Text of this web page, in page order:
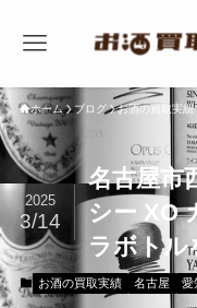
ホーム ブログ お酒の買取実績
名古屋市
シー XO
ラボトル
2025
3/14
お酒の買取実績 名古屋 愛